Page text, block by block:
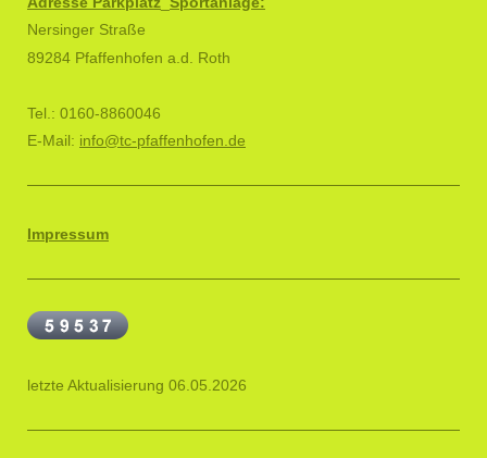
Nersinger Straße
89284 Pfaffenhofen a.d. Roth
Tel.: 0160-8860046
E-Mail: info@tc-pfaffenhofen.de
Impressum
letzte Aktualisierung 06.05.2026